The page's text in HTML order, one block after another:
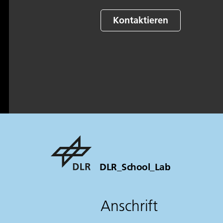
Kontaktieren
DLR_School_Lab
Anschrift